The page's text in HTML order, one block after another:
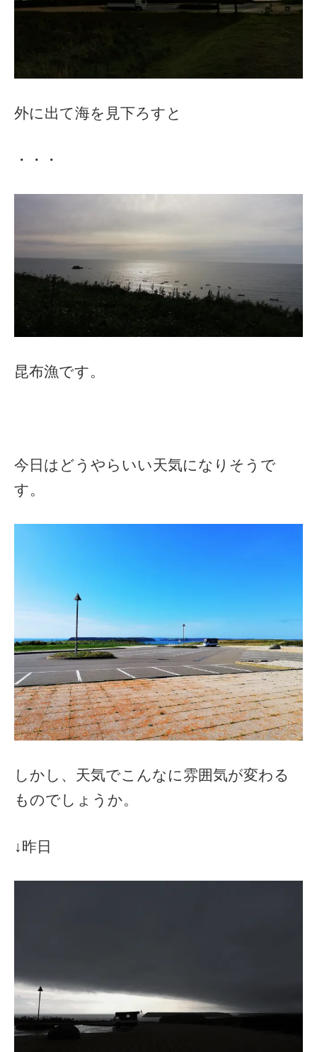
外に出て海を見下ろすと
・・・
昆布漁です。
今日はどうやらいい天気になりそうで
す。
しかし、天気でこんなに雰囲気が変わる
ものでしょうか。
↓昨日